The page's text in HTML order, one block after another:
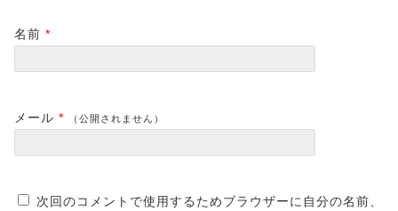
名前 *
メール * （公開されません）
次回のコメントで使用するためブラウザーに自分の名前、